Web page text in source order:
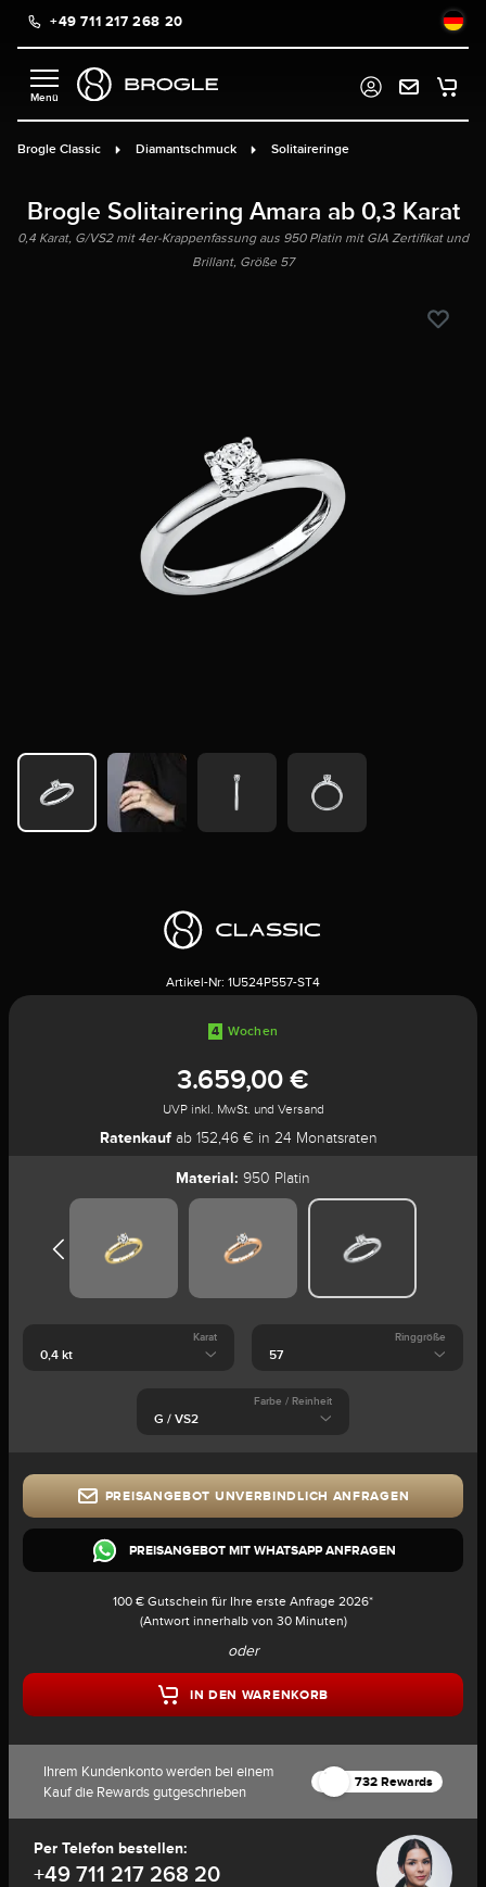
springen
+49 711 217 268 20
Brogle Classic Diamantschmuck Solitaireringe
Brogle Solitairering Amara ab 0,3 Karat
0,4 Karat, G/VS2 mit 4er-Krappenfassung aus 950 Platin mit GIA Zertifikat und
Brillant, Größe 57
Artikel-Nr: 1U524P557-ST4
4 Wochen
3.659,00 €
UVP inkl. MwSt. und Versand
Ratenkauf ab 152,46 € in 24 Monatsraten
Material: 950 Platin
Karat Ringgröße
Farbe / Reinheit
PREISANGEBOT UNVERBINDLICH ANFRAGEN
PREISANGEBOT MIT WHATSAPP ANFRAGEN
100 € Gutschein für Ihre erste Anfrage 2026*
(Antwort innerhalb von 30 Minuten)
oder
IN DEN WARENKORB
Ihrem Kundenkonto werden bei einem
Kauf die Rewards gutgeschrieben
732 Rewards
Per Telefon bestellen:
+49 711 217 268 20